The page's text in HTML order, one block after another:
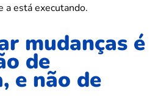
a está executando.
mudanças é
de
e não de